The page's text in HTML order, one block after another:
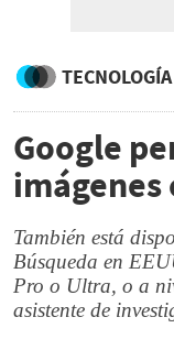
Google
imágenes
También está
Búsqueda en
Pro o Ultra, o a
asistente de